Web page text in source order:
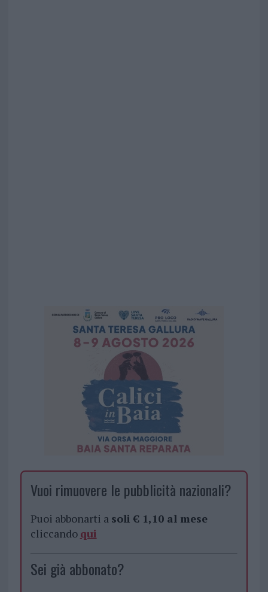
Vuoi rimuovere le pubblicità nazionali?
Puoi abbonarti a soli € 1,10 al mese
cliccando qui
Sei già abbonato?